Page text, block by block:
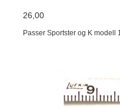
26,00
Passer Sportster og K modell